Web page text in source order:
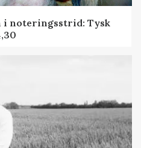
i noteringsstrid: Tysk